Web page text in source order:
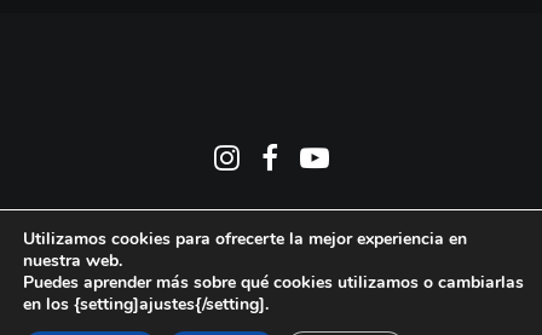
Legal y Política de Privacidad ǀPolítica de Cookies
Utilizamos cookies para ofrecerte la mejor experiencia en
nuestra web.
Puedes aprender más sobre qué cookies utilizamos o cambiarlas
en los {setting]ajustes{/setting].